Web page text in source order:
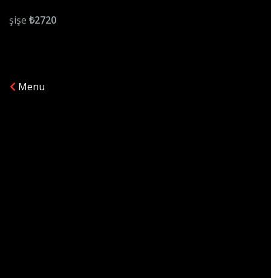
şişe ₺2720
Menu